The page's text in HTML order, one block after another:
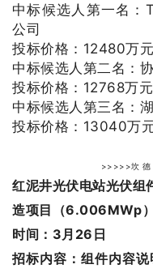
中标候选人第一名：
公司
投标价格：12480万
中标候选人第二名：
投标价格：12768万
中标候选人第三名：
投标价格：13040万
>>>>>坎 德
红泥井光伏电站光伏组
造项目（6.006MWp）
时间：3月26日
招标内容：组件内容